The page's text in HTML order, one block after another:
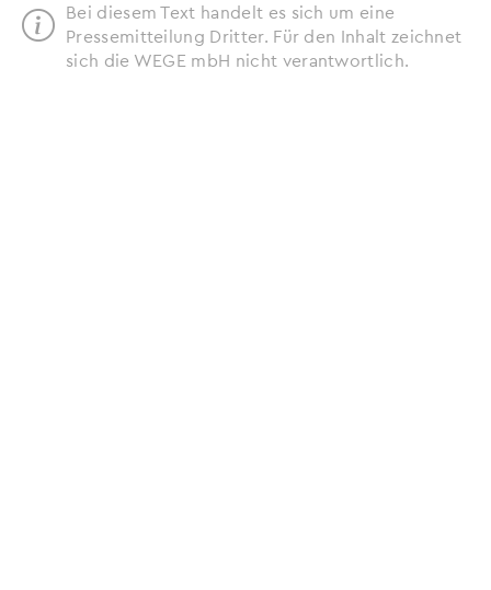
Bei diesem Text handelt es sich um eine
Pressemitteilung Dritter. Für den Inhalt zeichnet
sich die WEGE mbH nicht verantwortlich.